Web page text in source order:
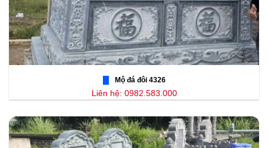
Mộ đá đôi 4326
Liên hệ: 0982.583.000